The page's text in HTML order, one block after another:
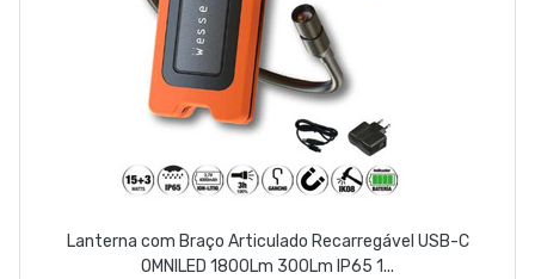
Lanterna com Braço Articulado Recarregável USB-C
OMNILED 1800Lm 300Lm IP65 1...